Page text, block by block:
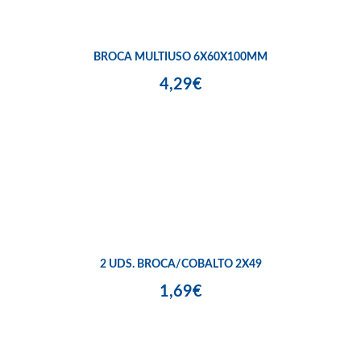
BROCA MULTIUSO 6X60X100MM
4,29€
2 UDS. BROCA/COBALTO 2X49
1,69€